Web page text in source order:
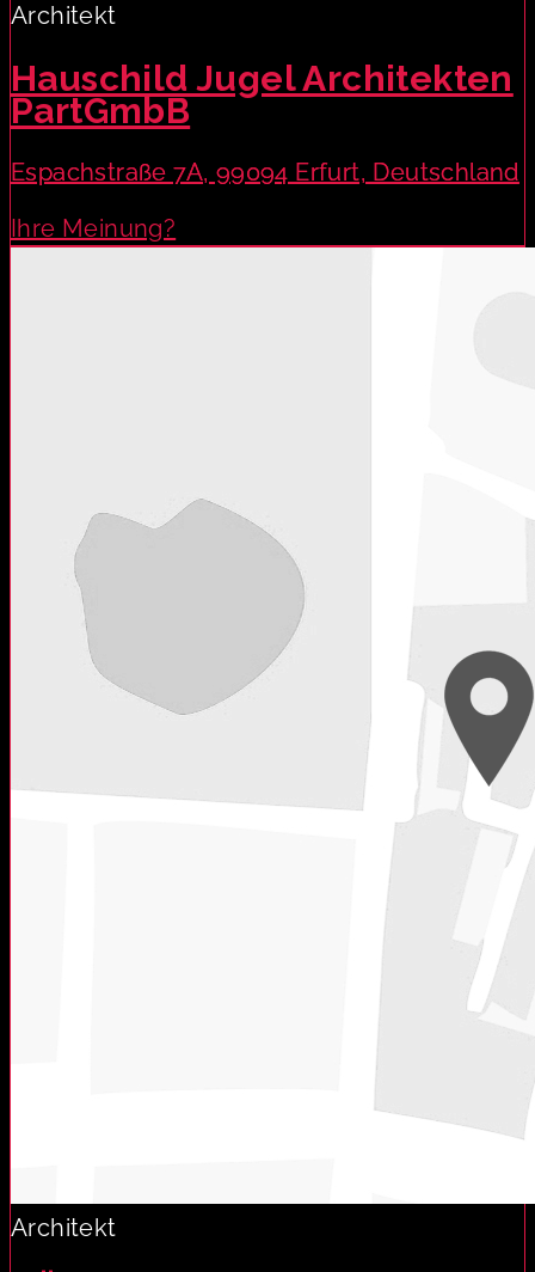
Architekt
Hauschild Jugel Architekten
PartGmbB
Espachstraße 7A, 99094 Erfurt, Deutschland
Ihre Meinung?
Architekt